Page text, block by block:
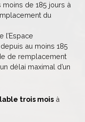
moins de 185 jours à
du
l’Espace
au moins 185
de remplacement
délai maximal d’un
trois mois à